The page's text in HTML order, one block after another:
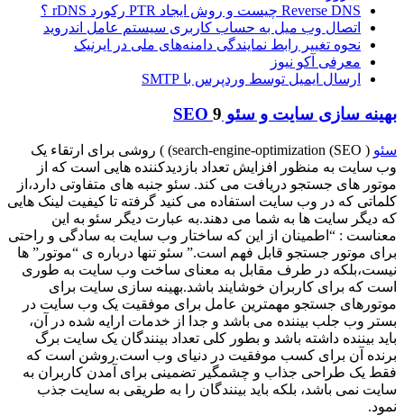
Reverse DNS چیست و روش ایجاد PTR رکورد rDNS ؟
اتصال وب میل به حساب کاربری سیستم عامل اندروید
نحوه تغییر رابط نمایندگی دامنه‌های ملی در ایرنیک
معرفی آکو نیوز
ارسال ایمیل توسط وردپرس با SMTP
بهینه سازی سایت و سئو SEO 9
سئو
( SEO) search-engine-optimization) ) روشی برای ارتقاء یک
وب سایت به منظور افزایش تعداد بازدیدکننده هایی است که از
موتور های جستجو دریافت می کند. سئو جنبه های متفاوتی دارد،از
کلماتی که در وب سایت استفاده می کنید گرفته تا کیفیت لینک هایی
که دیگر سایت ها به شما می دهند.به عبارت دیگر سئو به این
معناست : “اطمینان از این که ساختار وب سایت به سادگی و راحتی
برای موتور جستجو قابل فهم است.” سئو تنها درباره ی “موتور” ها
نیست،بلکه در طرف مقابل به معنای ساخت وب سایت به طوری
است که برای کاربران خوشایند باشد.بهینه سازی سایت برای
موتورهای جستجو مهمترین عامل برای موفقیت یک وب سایت در
بستر وب جلب بیننده می باشد و جدا از خدمات ارایه شده در آن،
باید بیننده داشته باشد و بطور کلی تعداد بینندگان یک سایت برگ
برنده آن برای کسب موفقیت در دنیای وب است.روشن است که
فقط یک طراحی جذاب و چشمگیر تضمینی برای آمدن کاربران به
سایت نمی باشد، بلکه باید بینندگان را به طریقی به سایت جذب
نمود.